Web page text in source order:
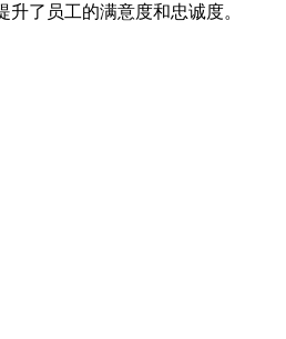
了员工的满意度和忠诚度。